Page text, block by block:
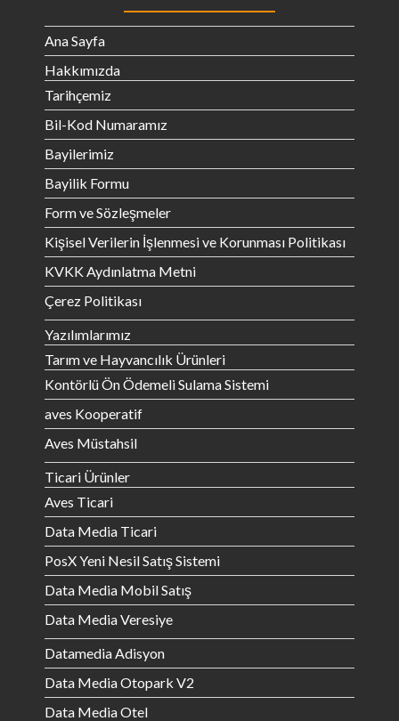
Ana Sayfa
Hakkımızda
Tarihçemiz
Bil-Kod Numaramız
Bayilerimiz
Bayilik Formu
Form ve Sözleşmeler
Kişisel Verilerin İşlenmesi ve Korunması Politikası
KVKK Aydınlatma Metni
Çerez Politikası
Yazılımlarımız
Tarım ve Hayvancılık Ürünleri
Kontörlü Ön Ödemeli Sulama Sistemi
aves Kooperatif
Aves Müstahsil
Ticari Ürünler
Aves Ticari
Data Media Ticari
PosX Yeni Nesil Satış Sistemi
Data Media Mobil Satış
Data Media Veresiye
Datamedia Adisyon
Data Media Otopark V2
Data Media Otel